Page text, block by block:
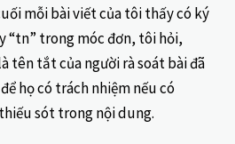
mỗi bài viết của tôi thấy có ký
“tn” trong móc đơn, tôi hỏi,
tên tắt của người rà soát bài đã
họ có trách nhiệm nếu có
sót trong nội dung.